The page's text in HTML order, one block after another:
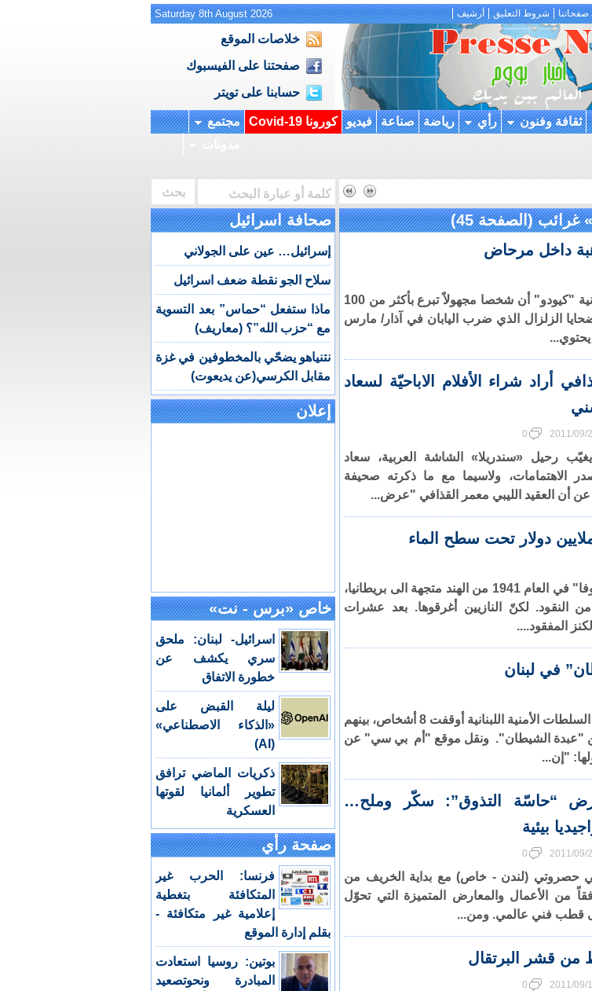
صفحاتنا شروط التعليق أرشيف Saturday 8th August 2026
خلاصات الموقع
صفحتنا على الفيسبوك
حسابنا على تويتر
ثقافة وفنون رأي رياضة صناعة فيديو كورونا Covid-19
مجتمع
غرائب(الصفحة 45)
أفادت وكالة الأنباء اليابانية "كيودو" أن شخصا مجهولاً تبرع بأكثر من 100
ضحايا الزلزال الذي ضرب اليابان في آذار/ مارس
أراد شراء الأفلام الاباحيّة لسعاد
2011/09/
0
رحيل «سندريلا» الشاشة العربية، سعاد
الاهتمامات، ولاسيما مع ما ذكرته صحيفة
أن العقيد الليبي معمر القذافي "عرض...
ابحرت السفينة "غايرسوفا" في العام 1941 من الهند متجهة الى بريطانيا،
240 طناً من النقود. لكنّ النازيين أغرقوها. بعد عشرات
المفقود....
في لبنان
ذكرت مواقع إخبارية أن السلطات الأمنية اللبنانية أوقفت 8 أشخاص، بينهم
من "عبدة الشيطان". ونقل موقع "أم بي سي" عن
"إن...
“حاسّة التذوق”: سكّر وملح…
بيئية
2011/09/
0
حصروتي (لندن - خاص) مع بداية الخريف من
من الأعمال والمعارض المتميزة التي تحوّل
قطب فني عالمي. ومن...
من قشر البرتقال
2011/09/
0
صحافة اسرائيل
إسرائيل… عين على الجولاني
سلاح الجو نقطة ضعف اسرائيل
ماذا ستفعل “حماس” بعد التسوية
مع “حزب الله”؟ (معاريف)
نتنياهو يضحّي بالمخطوفين في غزة
مقابل الكرسي(عن يديعوت)
إعلان
خاص «برس - نت»
اسرائيل- لبنان: ملحق
سري يكشف عن
خطورة الاتفاق
ليلة القبض على
«الذكاء الاصطناعي»
(AI)
ذكريات الماضي ترافق
تطوير ألمانيا لقوتها
العسكرية
صفحة رأي
فرنسا: الحرب غير
المتكافئة بتغطية
إعلامية غير متكافئة -
بقلم إدارة الموقع
بوتين: روسيا استعادت
المبادرة ونحوتصعيد